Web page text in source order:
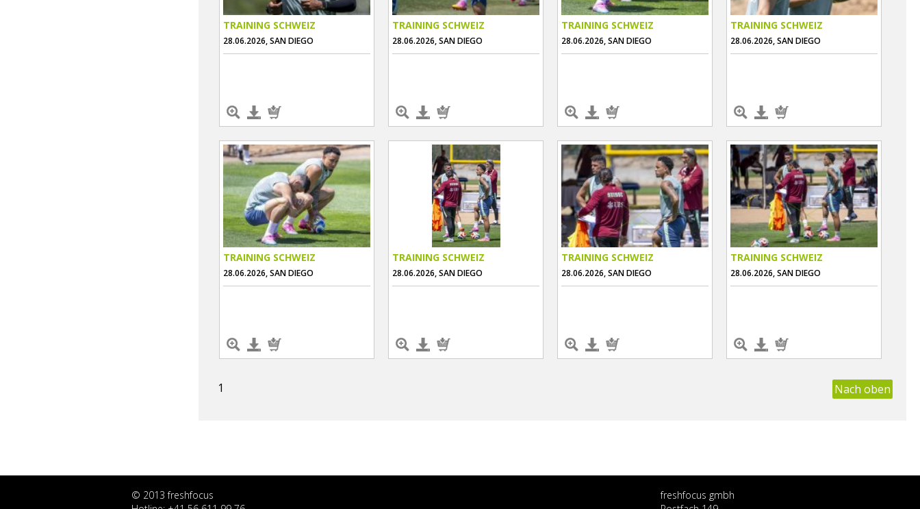
TRAINING SCHWEIZ
28.06.2026, SAN DIEGO
TRAINING SCHWEIZ
28.06.2026, SAN DIEGO
TRAINING SCHWEIZ
28.06.2026, SAN DIEGO
TRAINING SCHWEIZ
28.06.2026, SAN DIEGO
TRAINING SCHWEIZ
28.06.2026, SAN DIEGO
TRAINING SCHWEIZ
28.06.2026, SAN DIEGO
TRAINING SCHWEIZ
28.06.2026, SAN DIEGO
TRAINING SCHWEIZ
28.06.2026, SAN DIEGO
1 Nach oben
© 2013 freshfocus
freshfocus gmbh